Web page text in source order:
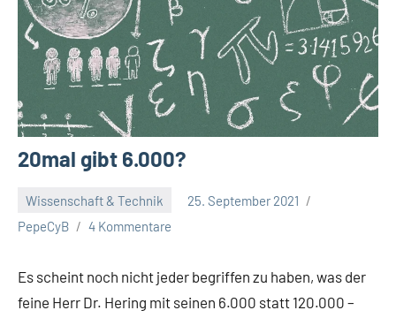
20mal gibt 6.000?
Wissenschaft & Technik
25. September 2021
PepeCyB
4 Kommentare
Es scheint noch nicht jeder begriffen zu haben, was der
feine Herr Dr. Hering mit seinen 6.000 statt 120.000 –